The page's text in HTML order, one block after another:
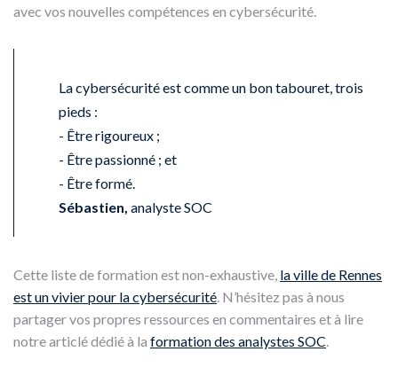
avec vos nouvelles compétences en cybersécurité.
La cybersécurité est comme un bon tabouret, trois
pieds :
- Être rigoureux ;
- Être passionné ; et
- Être formé.
Sébastien, analyste SOC
Cette liste de formation est non-exhaustive, la ville de Rennes
est un vivier pour la cybersécurité. N’hésitez pas à nous
partager vos propres ressources en commentaires et à lire
notre articlé dédié à la formation des analystes SOC.